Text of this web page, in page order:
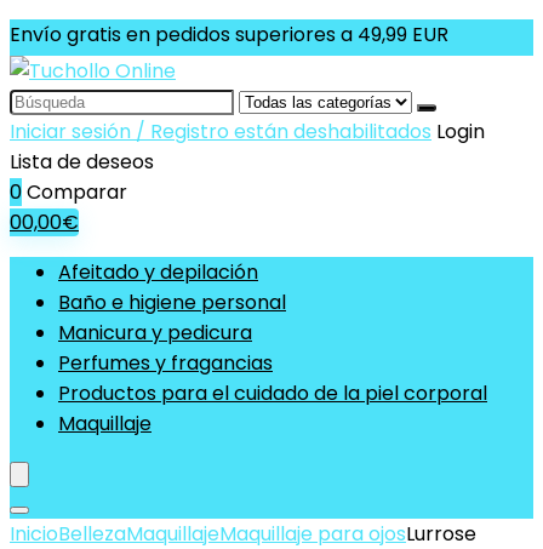
Envío gratis en pedidos superiores a 49,99 EUR
Search
for:
Iniciar sesión / Registro están deshabilitados Login
Lista de deseos
0Comparar
00,00€
Afeitado y depilación
Baño e higiene personal
Manicura y pedicura
Perfumes y fragancias
Productos para el cuidado de la piel corporal
Maquillaje
InicioBellezaMaquillajeMaquillaje para ojosLurrose